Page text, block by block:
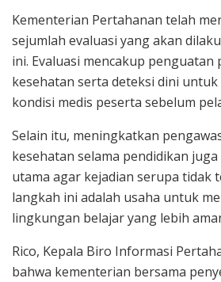
Kementerian Pertahanan telah
sejumlah evaluasi yang akan
ini. Evaluasi mencakup
kesehatan serta deteksi dini
kondisi medis peserta sebelum
Selain itu, meningkatkan
kesehatan selama pendidikan
utama agar kejadian serupa tidak
langkah ini adalah usaha untuk
lingkungan belajar yang lebih
Rico, Kepala Biro Informasi
bahwa kementerian bersama